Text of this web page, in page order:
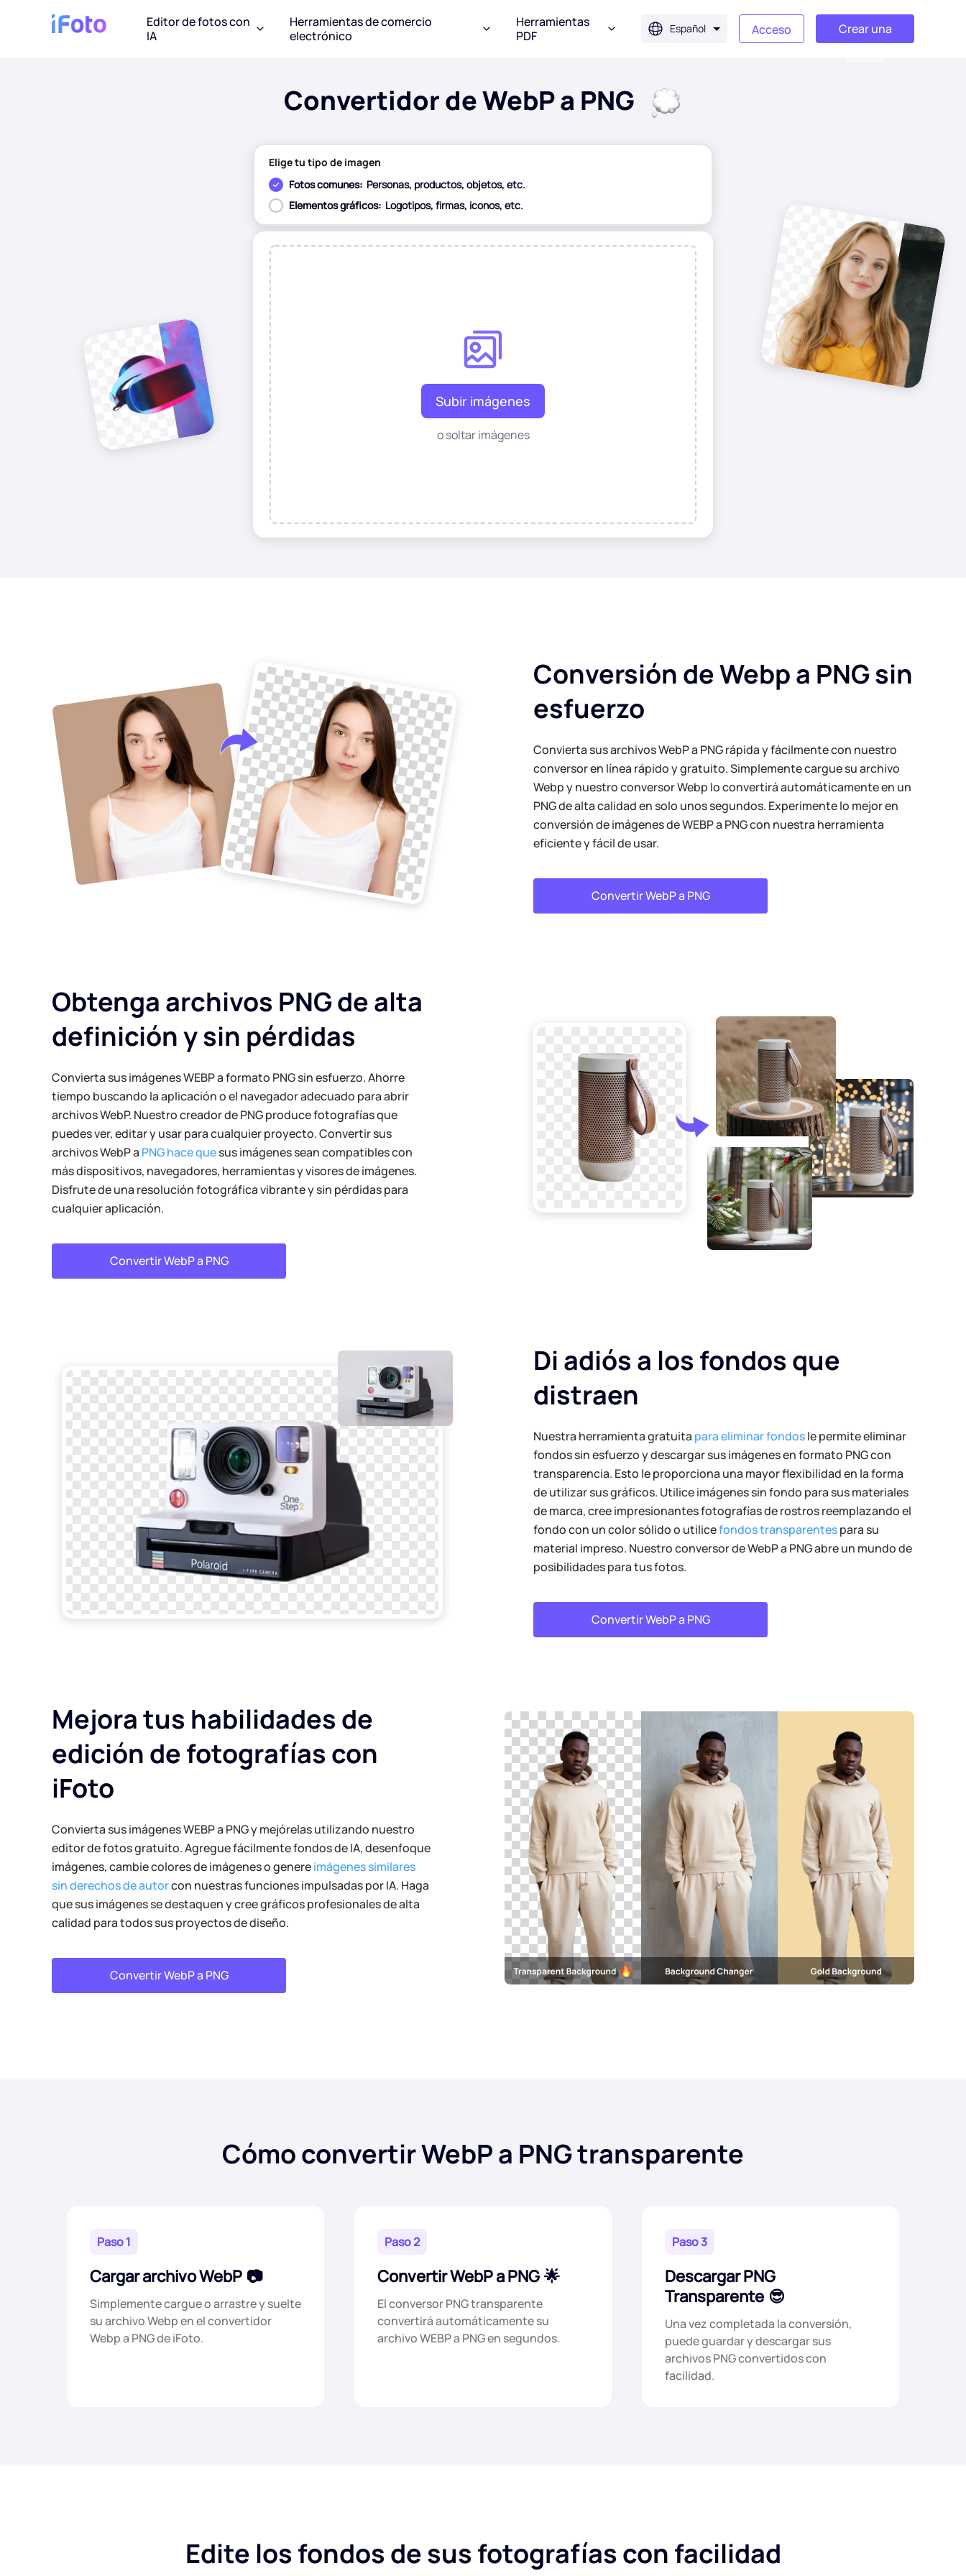
Editor de fotos con
IA
Herramientas de comercio
electrónico
Herramientas
PDF
Español Acceso
Crear una
Convertidor de WebP a PNG
Elige tu tipo de imagen
Fotos comunes: Personas, productos, objetos, etc.
Elementos gráficos: Logotipos, firmas, iconos, etc.
Antes Después
Subir imágenes
o soltar imágenes
Conversión de Webp a PNG sin
esfuerzo
Convierta sus archivos WebP a PNG rápida y fácilmente con nuestro
conversor en línea rápido y gratuito. Simplemente cargue su archivo
Webp y nuestro conversor Webp lo convertirá automáticamente en un
PNG de alta calidad en solo unos segundos. Experimente lo mejor en
conversión de imágenes de WEBP a PNG con nuestra herramienta
eficiente y fácil de usar.
Convertir WebP a PNG
Obtenga archivos PNG de alta
definición y sin pérdidas
Convierta sus imágenes WEBP a formato PNG sin esfuerzo. Ahorre
tiempo buscando la aplicación o el navegador adecuado para abrir
archivos WebP. Nuestro creador de PNG produce fotografías que
puedes ver, editar y usar para cualquier proyecto. Convertir sus
archivos WebP a PNG hace quesus imágenes sean compatibles con
más dispositivos, navegadores, herramientas y visores de imágenes.
Disfrute de una resolución fotográfica vibrante y sin pérdidas para
cualquier aplicación.
Convertir WebP a PNG
Di adiós a los fondos que
distraen
Nuestra herramienta gratuita para eliminar fondosle permite eliminar
fondos sin esfuerzo y descargar sus imágenes en formato PNG con
transparencia. Esto le proporciona una mayor flexibilidad en la forma
de utilizar sus gráficos. Utilice imágenes sin fondo para sus materiales
de marca, cree impresionantes fotografías de rostros reemplazando el
fondo con un color sólido o utilicefondos transparentespara su
material impreso. Nuestro conversor de WebP a PNG abre un mundo de
posibilidades para tus fotos.
Convertir WebP a PNG
Mejora tus habilidades de
edición de fotografías con
iFoto
Convierta sus imágenes WEBP a PNG y mejórelas utilizando nuestro
editor de fotos gratuito. Agregue fácilmente fondos de IA, desenfoque
imágenes, cambie colores de imágenes o genereimágenes similares
sin derechos de autorcon nuestras funciones impulsadas por IA. Haga
que sus imágenes se destaquen y cree gráficos profesionales de alta
calidad para todos sus proyectos de diseño.
Convertir WebP a PNG
Cómo convertir WebP a PNG transparente
Paso 1
Cargar archivo WebP
Simplemente cargue o arrastre y suelte
su archivo Webp en el convertidor
Webp a PNG de iFoto.
Paso 2
Convertir WebP a PNG
El conversor PNG transparente
convertirá automáticamente su
archivo WEBP a PNG en segundos.
Paso 3
Descargar PNG
Transparente
Una vez completada la conversión,
puede guardar y descargar sus
archivos PNG convertidos con
facilidad.
Edite los fondos de sus fotografías con facilidad